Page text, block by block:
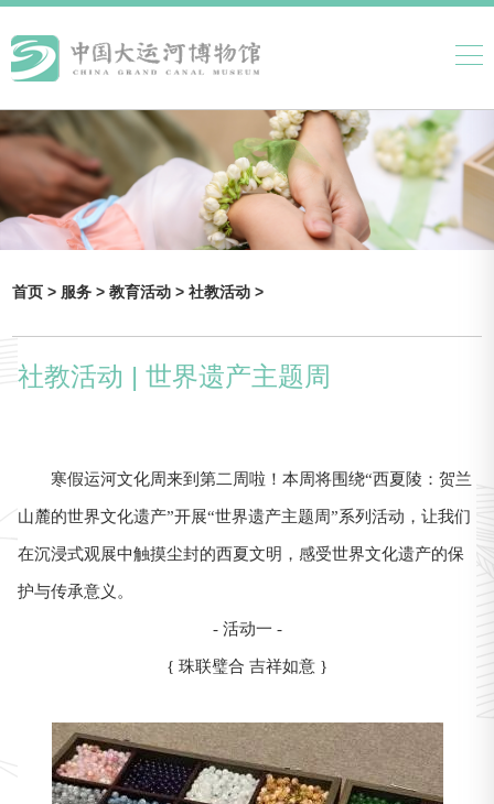
首页 > 服务 >教育活动 >社教活动 >
社教活动 | 世界遗产主题周
寒假运河文化周来到第二周啦！本周将围绕“西夏陵：贺兰
山麓的世界文化遗产”开展“世界遗产主题周”系列活动，让我们
在沉浸式观展中触摸尘封的西夏文明，感受世界文化遗产的保
护与传承意义。
- 活动一 -
{ 珠联璧合 吉祥如意 }